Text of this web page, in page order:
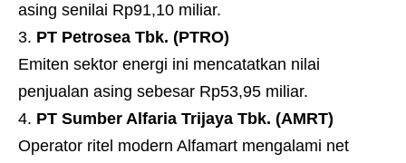
asing senilai Rp91,10 miliar.
PT Petrosea Tbk. (PTRO)
Emiten sektor energi ini mencatatkan nilai
penjualan asing sebesar Rp53,95 miliar.
PT Sumber Alfaria Trijaya Tbk. (AMRT)
Operator ritel modern Alfamart mengalami net